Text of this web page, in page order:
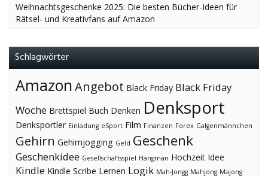
Weihnachtsgeschenke 2025: Die besten Bücher-Ideen für
Rätsel- und Kreativfans auf Amazon
Schlagwörter
AmazonAngebot Black Friday Black Friday
Woche Brettspiel Buch Denken Denksport
Denksportler Einladung eSport Film Finanzen Forex Galgenmännchen
Gehirn Gehirnjogging Geld Geschenk
Geschenkidee Gesellschaftsspiel Hangman Hochzeit Idee
Kindle Kindle Scribe Lernen Logik Mah-Jongg Mahjong Majong